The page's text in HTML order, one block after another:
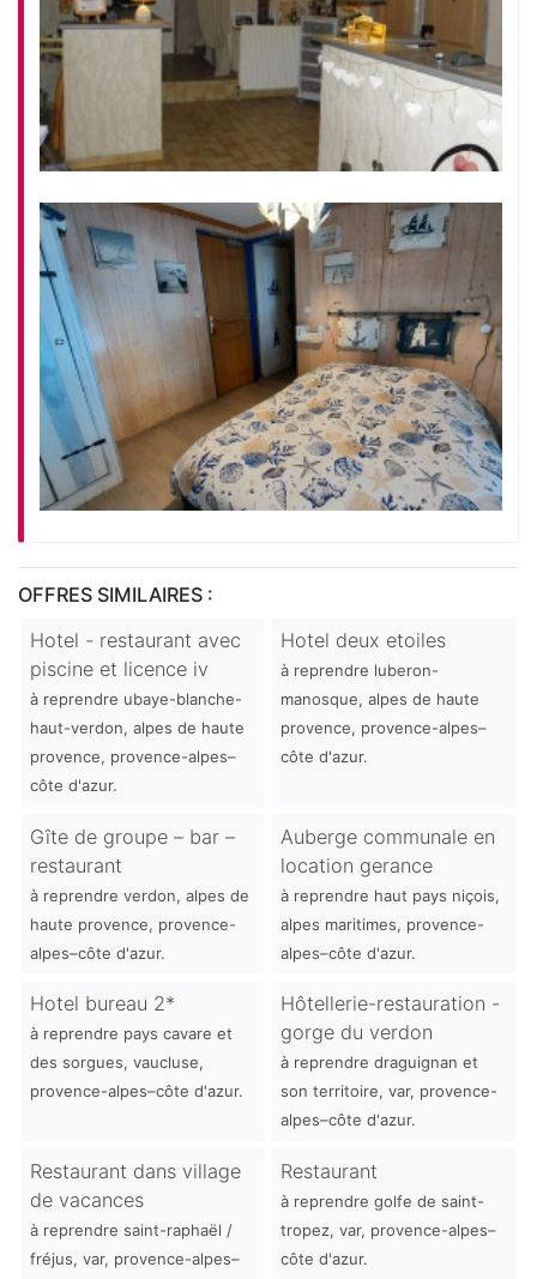
OFFRES SIMILAIRES :
Hotel - restaurant avec
piscine et licence iv
à reprendre ubaye-blanche-
haut-verdon, alpes de haute
provence, provence-alpes–
côte d'azur.
Hotel deux etoiles
à reprendre luberon-
manosque, alpes de haute
provence, provence-alpes–
côte d'azur.
Gîte de groupe – bar –
restaurant
à reprendre verdon, alpes de
haute provence, provence-
alpes–côte d'azur.
Auberge communale en
location gerance
à reprendre haut pays niçois,
alpes maritimes, provence-
alpes–côte d'azur.
Hotel bureau 2*
à reprendre pays cavare et
des sorgues, vaucluse,
provence-alpes–côte d'azur.
Hôtellerie-restauration -
gorge du verdon
à reprendre draguignan et
son territoire, var, provence-
alpes–côte d'azur.
Restaurant dans village
de vacances
à reprendre saint-raphaël /
fréjus, var, provence-alpes–
Restaurant
à reprendre golfe de saint-
tropez, var, provence-alpes–
côte d'azur.